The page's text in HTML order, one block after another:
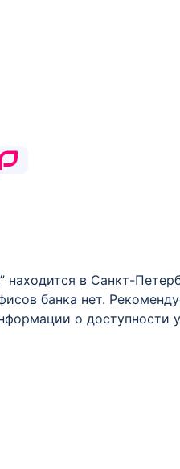
в Санкт-
банка нет.
о доступности